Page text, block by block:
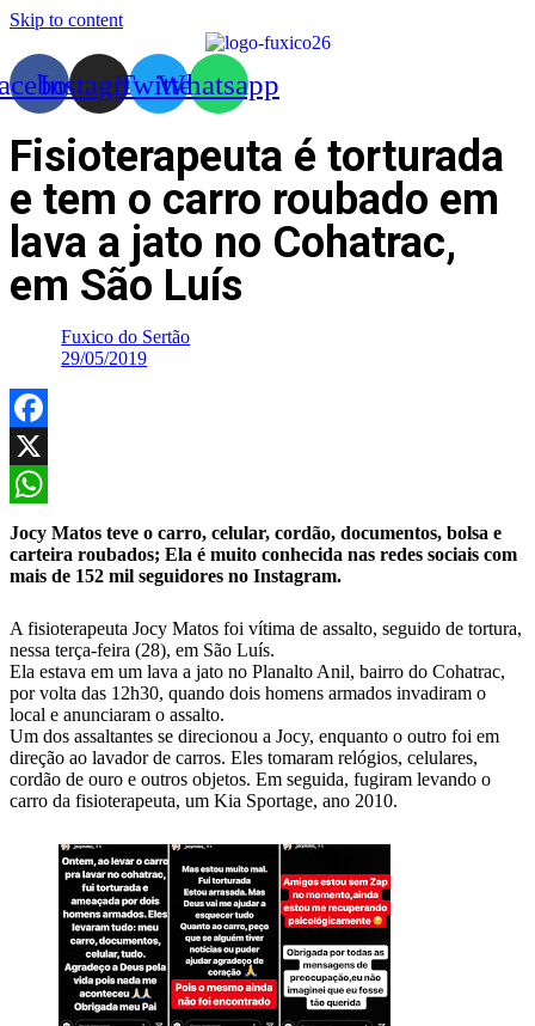
Skip to content
InstagramTwitterWhatsapp
Fisioterapeuta é torturada
e tem o carro roubado em
lava a jato no Cohatrac,
em São Luís
Fuxico do Sertão
29/05/2019
Facebook
X
WhatsApp
Jocy Matos teve o carro, celular, cordão, documentos, bolsa e
carteira roubados; Ela é muito conhecida nas redes sociais com
mais de 152 mil seguidores no Instagram.
A fisioterapeuta Jocy Matos foi vítima de assalto, seguido de tortura,
nessa terça-feira (28), em São Luís.
Ela estava em um lava a jato no Planalto Anil, bairro do Cohatrac,
por volta das 12h30, quando dois homens armados invadiram o
local e anunciaram o assalto.
Um dos assaltantes se direcionou a Jocy, enquanto o outro foi em
direção ao lavador de carros. Eles tomaram relógios, celulares,
cordão de ouro e outros objetos. Em seguida, fugiram levando o
carro da fisioterapeuta, um Kia Sportage, ano 2010.